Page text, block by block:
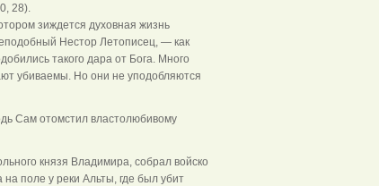
28).
зиждется духовная жизнь
Нестор Летописец, — как
такого дара от Бога. Много
убиваемы. Но они не уподобляются
Сам отомстил властолюбивому
князя Владимира, собрал войско
поле у реки Альты, где был убит